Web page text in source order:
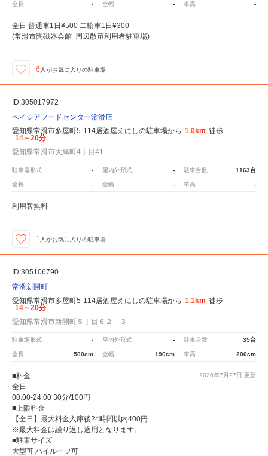
全長 - 全幅 - 車高 -
全日 普通車1日¥500 二輪車1日¥300
(常滑市陶磁器会館･周辺散策利用者駐車場)
6 人がお気に入りの駐車場
ID:305017972
ベイシアフードセンター常滑店
愛知県常滑市多屋町5-114居酒屋えにしの駐車場から 1.0km 徒歩
14～20分
愛知県常滑市大鳥町4丁目41
駐車場形式 - 屋内外形式 - 駐車台数 1163台
全長 - 全幅 - 車高 -
利用客無料
1 人がお気に入りの駐車場
ID:305106790
常滑新開町
愛知県常滑市多屋町5-114居酒屋えにしの駐車場から 1.1km 徒歩
14～20分
愛知県常滑市新開町５丁目６２－３
駐車場形式 - 屋内外形式 - 駐車台数 35台
全長 500cm 全幅 190cm 車高 200cm
2026年7月27日 更新
■料金
全日
00:00-24:00 30分/100円
■上限料金
【全日】最大料金入庫後24時間以内400円
※最大料金は繰り返し適用となります。
■駐車サイズ
大型可 ハイルーフ可